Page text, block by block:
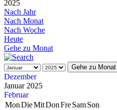
2025
Nach Jahr
Nach Monat
Nach Woche
Heute
Gehe zu Monat
Gehe zu Monat
Dezember
Januar 2025
Februar
MonDieMitDonFreSamSon